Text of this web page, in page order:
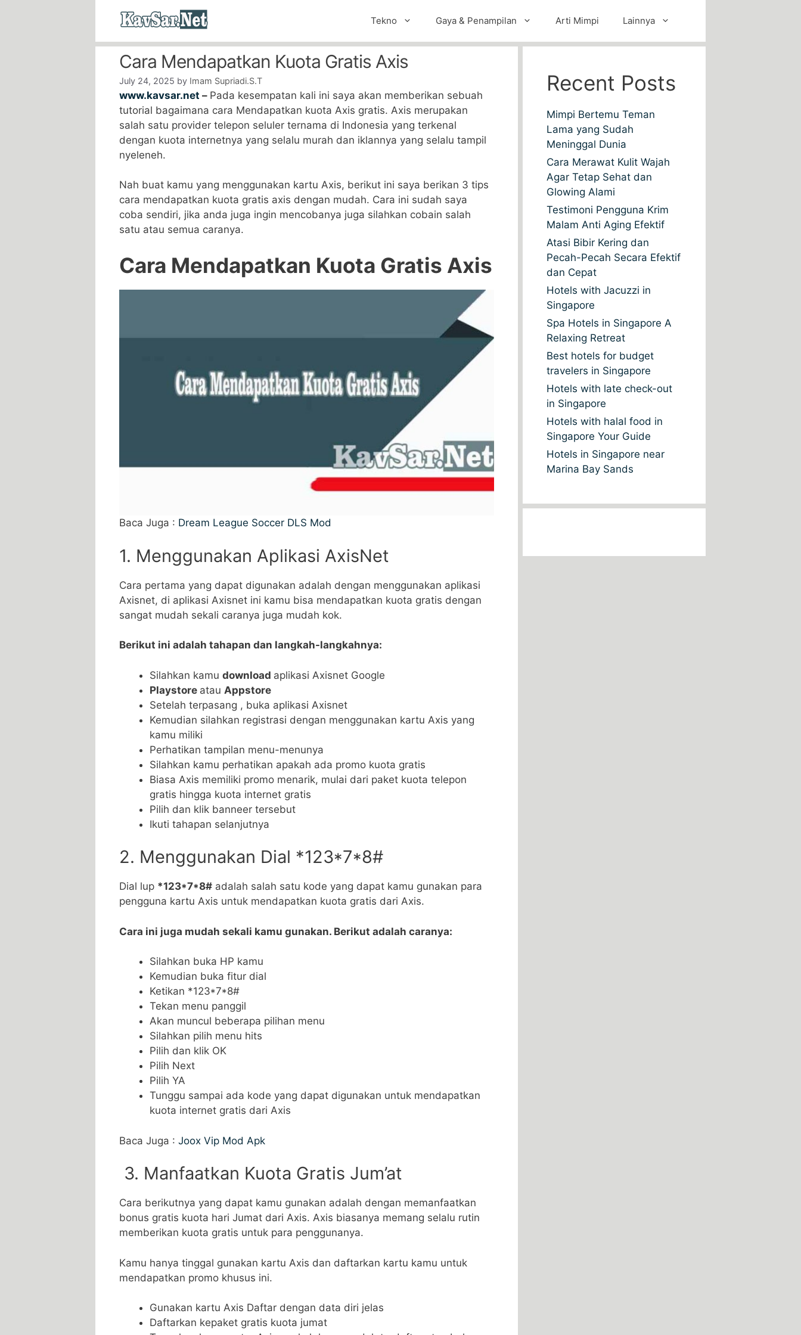
Tekno Gaya & Penampilan Arti Mimpi Lainnya
Cara Mendapatkan Kuota Gratis Axis
July 24, 2025 by Imam Supriadi.S.T
www.kavsar.net – Pada kesempatan kali ini saya akan memberikan sebuah
tutorial bagaimana cara Mendapatkan kuota Axis gratis. Axis merupakan
salah satu provider telepon seluler ternama di Indonesia yang terkenal
dengan kuota internetnya yang selalu murah dan iklannya yang selalu tampil
nyeleneh.
Nah buat kamu yang menggunakan kartu Axis, berikut ini saya berikan 3 tips
cara mendapatkan kuota gratis axis dengan mudah. Cara ini sudah saya
coba sendiri, jika anda juga ingin mencobanya juga silahkan cobain salah
satu atau semua caranya.
Cara Mendapatkan Kuota Gratis Axis
Baca Juga : Dream League Soccer DLS Mod
1. Menggunakan Aplikasi AxisNet
Cara pertama yang dapat digunakan adalah dengan menggunakan aplikasi
Axisnet, di aplikasi Axisnet ini kamu bisa mendapatkan kuota gratis dengan
sangat mudah sekali caranya juga mudah kok.
Berikut ini adalah tahapan dan langkah-langkahnya:
Silahkan kamu download aplikasi Axisnet Google
Playstore atau Appstore
Setelah terpasang , buka aplikasi Axisnet
Kemudian silahkan registrasi dengan menggunakan kartu Axis yang
kamu miliki
Perhatikan tampilan menu-menunya
Silahkan kamu perhatikan apakah ada promo kuota gratis
Biasa Axis memiliki promo menarik, mulai dari paket kuota telepon
gratis hingga kuota internet gratis
Pilih dan klik banneer tersebut
Ikuti tahapan selanjutnya
2. Menggunakan Dial *123*7*8#
Dial lup *123*7*8# adalah salah satu kode yang dapat kamu gunakan para
pengguna kartu Axis untuk mendapatkan kuota gratis dari Axis.
Cara ini juga mudah sekali kamu gunakan. Berikut adalah caranya:
Silahkan buka HP kamu
Kemudian buka fitur dial
Ketikan *123*7*8#
Tekan menu panggil
Akan muncul beberapa pilihan menu
Silahkan pilih menu hits
Pilih dan klik OK
Pilih Next
Pilih YA
Tunggu sampai ada kode yang dapat digunakan untuk mendapatkan
kuota internet gratis dari Axis
Baca Juga : Joox Vip Mod Apk
3. Manfaatkan Kuota Gratis Jum’at
Cara berikutnya yang dapat kamu gunakan adalah dengan memanfaatkan
bonus gratis kuota hari Jumat dari Axis. Axis biasanya memang selalu rutin
memberikan kuota gratis untuk para penggunanya.
Kamu hanya tinggal gunakan kartu Axis dan daftarkan kartu kamu untuk
mendapatkan promo khusus ini.
Gunakan kartu Axis Daftar dengan data diri jelas
Daftarkan kepaket gratis kuota jumat
Recent Posts
Mimpi Bertemu Teman
Lama yang Sudah
Meninggal Dunia
Cara Merawat Kulit Wajah
Agar Tetap Sehat dan
Glowing Alami
Testimoni Pengguna Krim
Malam Anti Aging Efektif
Atasi Bibir Kering dan
Pecah-Pecah Secara Efektif
dan Cepat
Hotels with Jacuzzi in
Singapore
Spa Hotels in Singapore A
Relaxing Retreat
Best hotels for budget
travelers in Singapore
Hotels with late check-out
in Singapore
Hotels with halal food in
Singapore Your Guide
Hotels in Singapore near
Marina Bay Sands